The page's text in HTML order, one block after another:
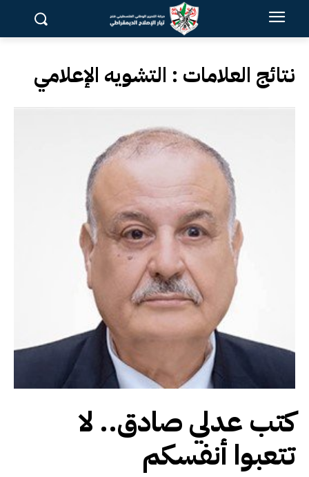
نتائج العلامات : التشويه الإعلامي
كتب عدلي صادق.. لا
تتعبوا أنفسكم